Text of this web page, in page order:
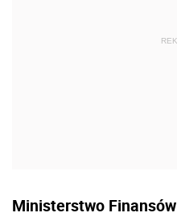
Ministerstwo